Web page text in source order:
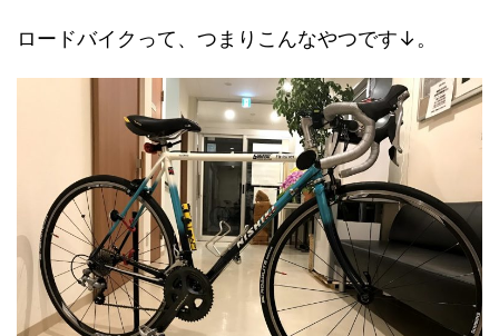
ロードバイクって、つまりこんなやつです↓。